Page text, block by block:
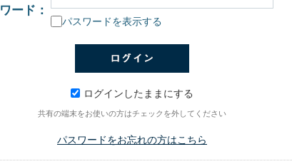
ード：
パスワードを表示する
ログインしたままにする
共有の端末をお使いの方はチェックを外してください
パスワードをお忘れの方はこちら